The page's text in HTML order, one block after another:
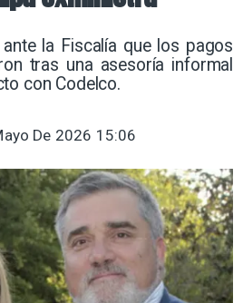
la Fiscalía que los pagos
tras una asesoría informal
con Codelco.
De 2026 15:06